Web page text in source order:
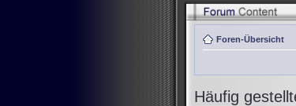
Foren-Übersicht
Häufig